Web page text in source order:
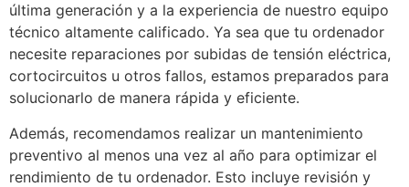
última generación y a la experiencia de nuestro equipo
técnico altamente calificado. Ya sea que tu ordenador
necesite reparaciones por subidas de tensión eléctrica,
cortocircuitos u otros fallos, estamos preparados para
solucionarlo de manera rápida y eficiente.
Además, recomendamos realizar un mantenimiento
preventivo al menos una vez al año para optimizar el
rendimiento de tu ordenador. Esto incluye revisión y